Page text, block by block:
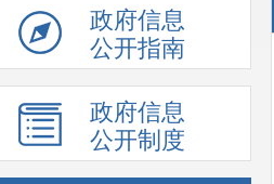
政府信息
公开指南
政府信息
公开制度